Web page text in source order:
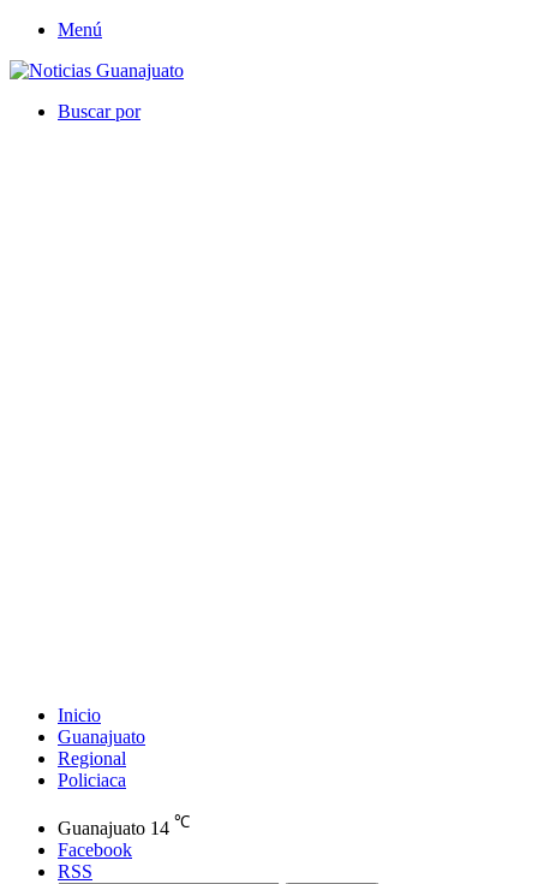
Menú
Buscar por
Inicio
Guanajuato
Regional
Policiaca
Guanajuato 14 ℃
Facebook
RSS